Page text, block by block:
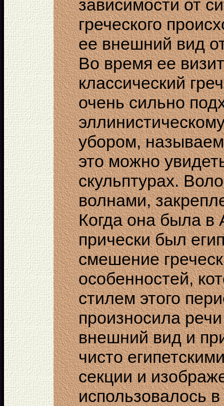
зависимости от
греческого
ее внешний вид
Во время ее
классический
очень сильно
убором,
это можно
скульптурах.
волнами,
Когда она была в
прически был
смешение
особенностей,
стилем этого
произносила
внешний вид и
чисто
секции и
использовалось